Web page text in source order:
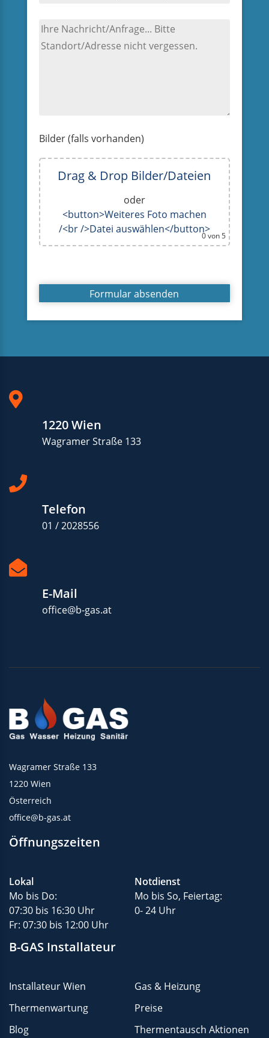
Bilder (falls vorhanden)
Drag & Drop Bilder/Dateien
oder
<button>Weiteres Foto machen
/<br />Datei auswählen</button>
0von 5
1220 Wien
Wagramer Straße 133
Telefon
01 / 2028556
E-Mail
office@b-gas.at
Wagramer Straße 133
1220 Wien
Österreich
office@b-gas.at
Öffnungszeiten
Lokal
Mo bis Do:
07:30 bis 16:30 Uhr
Fr: 07:30 bis 12:00 Uhr
Notdienst
Mo bis So, Feiertag:
0- 24 Uhr
B-GAS Installateur
Installateur Wien
Gas & Heizung
Thermenwartung
Preise
Blog
Thermentausch Aktionen